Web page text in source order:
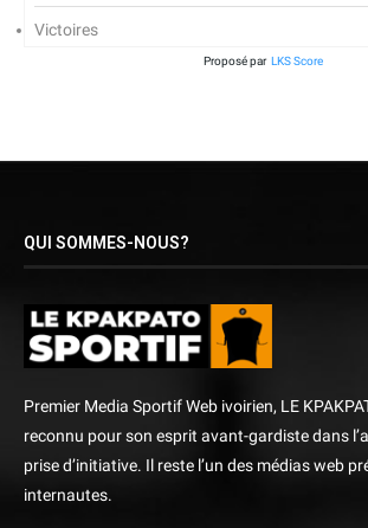
Victoires
Proposé par LKS Score
QUI SOMMES-NOUS?
Premier Media Sportif Web ivoirien, LE
reconnu pour son esprit avant-gardiste dans
prise d’initiative. Il reste l’un des médias web
internautes.